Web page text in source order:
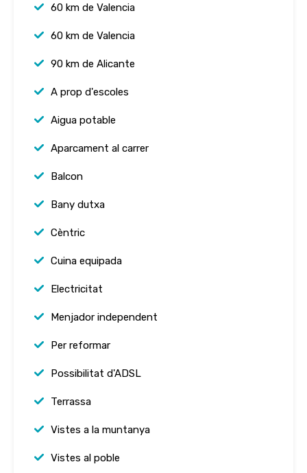
60 km de Valencia
60 km de Valencia
90 km de Alicante
A prop d'escoles
Aigua potable
Aparcament al carrer
Balcon
Bany dutxa
Cèntric
Cuina equipada
Electricitat
Menjador independent
Per reformar
Possibilitat d'ADSL
Terrassa
Vistes a la muntanya
Vistes al poble